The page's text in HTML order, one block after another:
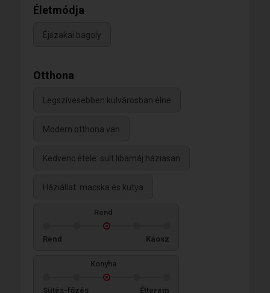
Életmódja
Éjszakai bagoly
Otthona
Legszívesebben külvárosban élne
Modern otthona van
Kedvenc étele: sült libamáj háziasan
Háziállat: macska és kutya
Rend
Rend Káosz
Konyha
Sütés-főzés Étterem